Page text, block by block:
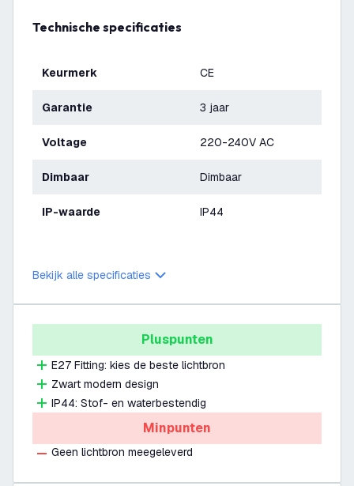
Technische specificaties
Keurmerk CE
Garantie 3 jaar
Voltage 220-240V AC
Dimbaar Dimbaar
IP-waarde IP44
Bekijk alle specificaties
Pluspunten
E27 Fitting: kies de beste lichtbron
Zwart modern design
IP44: Stof- en waterbestendig
Minpunten
Geen lichtbron meegeleverd